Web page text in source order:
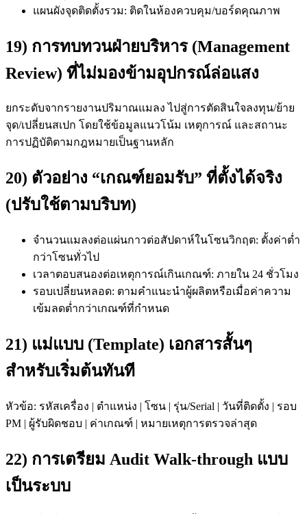
แผนผังจุดติดตั้งรวม: ติดในห้องควบคุม/บอร์ดคุณภาพ
19) การทบทวนฝ่ายบริหาร (Management
Review) ที่ไม่มองข้ามอุปกรณ์ล่อแสง
ยกระดับจากรายงานปริมาณแมลง ไปสู่การตัดสินใจลงทุน/ย้าย
จุด/เปลี่ยนสเปก โดยใช้ข้อมูลแนวโน้ม เหตุการณ์ และสถานะ
การปฏิบัติตามกฎหมายเป็นฐานหลัก
20) ตัวอย่าง “เกณฑ์ยอมรับ” ที่ตั้งได้จริง
(ปรับใช้ตามบริบท)
จำนวนแมลงต่อแผ่นกาวต่อสัปดาห์ในโซนวิกฤต: ตั้งค่าต่ำ
กว่าโซนทั่วไป
เวลาตอบสนองต่อเหตุการณ์เกินเกณฑ์: ภายใน 24 ชั่วโมง
รอบเปลี่ยนหลอด: ตามคำแนะนำผู้ผลิตหรือเมื่อค่าความ
เข้มลดต่ำกว่าเกณฑ์ที่กำหนด
21) แม่แบบ (Template) เอกสารสั้นๆ
สำหรับเริ่มต้นทันที
หัวข้อ: รหัสเครื่อง | ตำแหน่ง | โซน | รุ่น/Serial | วันที่ติดตั้ง | รอบ
PM | ผู้รับผิดชอบ | ค่าเกณฑ์ | หมายเหตุการตรวจล่าสุด
22) การเตรียม Audit Walk-through แบบ
เป็นระบบ